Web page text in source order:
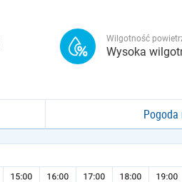
Wilgotność
Wysoka